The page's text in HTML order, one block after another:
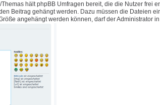
hält phpBB Umfragen bereit, die die Nutzer frei
Beitrag gehängt werden. Dazu müssen die Dateien
angehängt werden können, darf der Administrator